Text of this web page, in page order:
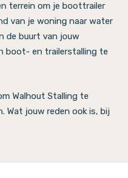
terrein om je boottrailer
van je woning naar water
de buurt van jouw
boot- en trailerstalling te
Walhout Stalling te
Wat jouw reden ook is, bij